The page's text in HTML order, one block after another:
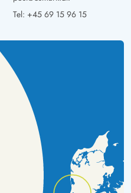
Tel: +45 69 15 96 15